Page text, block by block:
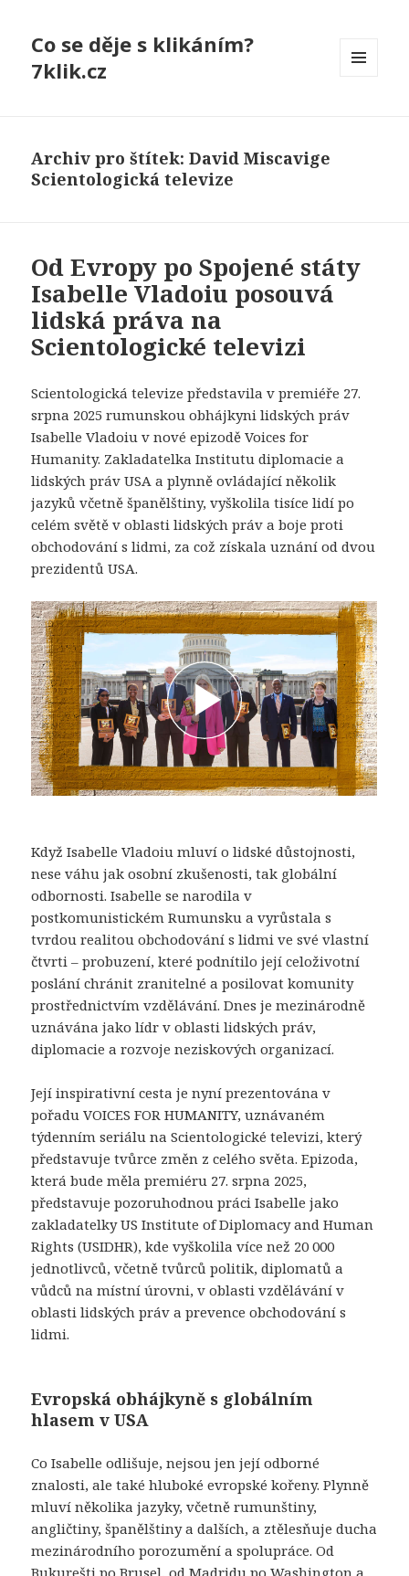
Co se děje s klikáním?
7klik.cz
Archiv pro štítek: David Miscavige
Scientologická televize
Od Evropy po Spojené státy
Isabelle Vladoiu posouvá
lidská práva na
Scientologické televizi
Scientologická televize představila v premiéře 27.
srpna 2025 rumunskou obhájkyni lidských práv
Isabelle Vladoiu v nové epizodě Voices for
Humanity. Zakladatelka Institutu diplomacie a
lidských práv USA a plynně ovládající několik
jazyků včetně španělštiny, vyškolila tisíce lidí po
celém světě v oblasti lidských práv a boje proti
obchodování s lidmi, za což získala uznání od dvou
prezidentů USA.
Když Isabelle Vladoiu mluví o lidské důstojnosti,
nese váhu jak osobní zkušenosti, tak globální
odbornosti. Isabelle se narodila v
postkomunistickém Rumunsku a vyrůstala s
tvrdou realitou obchodování s lidmi ve své vlastní
čtvrti – probuzení, které podnítilo její celoživotní
poslání chránit zranitelné a posilovat komunity
prostřednictvím vzdělávání. Dnes je mezinárodně
uznávána jako lídr v oblasti lidských práv,
diplomacie a rozvoje neziskových organizací.
Její inspirativní cesta je nyní prezentována v
pořadu VOICES FOR HUMANITY, uznávaném
týdenním seriálu na Scientologické televizi, který
představuje tvůrce změn z celého světa. Epizoda,
která bude měla premiéru 27. srpna 2025,
představuje pozoruhodnou práci Isabelle jako
zakladatelky US Institute of Diplomacy and Human
Rights (USIDHR), kde vyškolila více než 20 000
jednotlivců, včetně tvůrců politik, diplomatů a
vůdců na místní úrovni, v oblasti vzdělávání v
oblasti lidských práv a prevence obchodování s
lidmi.
Evropská obhájkyně s globálním
hlasem v USA
Co Isabelle odlišuje, nejsou jen její odborné
znalosti, ale také hluboké evropské kořeny. Plynně
mluví několika jazyky, včetně rumunštiny,
angličtiny, španělštiny a dalších, a ztělesňuje ducha
mezinárodního porozumění a spolupráce. Od